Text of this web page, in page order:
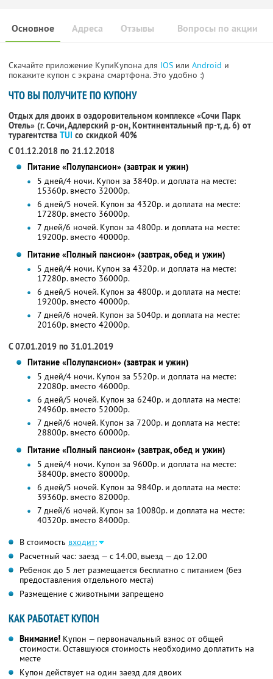
Основное Отзывы Вопросы по акции
Адреса
Скачайте приложение КупиКупона для IOS или Android и
покажите купон с экрана смартфона. Это удобно :)
ЧТО ВЫ ПОЛУЧИТЕ ПО КУПОНУ
Отдых для двоих в оздоровительном комплексе «Сочи Парк
Отель» (г. Сочи, Адлерский р-он, Континентальный пр-т, д. 6) от
турагентства TUI со скидкой 40%
С 01.12.2018 по 21.12.2018
Питание «Полупансион» (завтрак и ужин)
5 дней/4 ночи. Купон за 3840р. и доплата на месте:
15360р. вместо 32000р.
6 дней/5 ночей. Купон за 4320р. и доплата на месте:
17280р. вместо 36000р.
7 дней/6 ночей. Купон за 4800р. и доплата на месте:
19200р. вместо 40000р.
Питание «Полный пансион» (завтрак, обед и ужин)
5 дней/4 ночи. Купон за 4320р. и доплата на месте:
17280р. вместо 36000р.
6 дней/5 ночей. Купон за 4800р. и доплата на месте:
19200р. вместо 40000р.
7 дней/6 ночей. Купон за 5040р. и доплата на месте:
20160р. вместо 42000р.
С 07.01.2019 по 31.01.2019
Питание «Полупансион» (завтрак и ужин)
5 дней/4 ночи. Купон за 5520р. и доплата на месте:
22080р. вместо 46000р.
6 дней/5 ночей. Купон за 6240р. и доплата на месте:
24960р. вместо 52000р.
7 дней/6 ночей. Купон за 7200р. и доплата на месте:
28800р. вместо 60000р.
Питание «Полный пансион» (завтрак, обед и ужин)
5 дней/4 ночи. Купон за 9600р. и доплата на месте:
38400р. вместо 80000р.
6 дней/5 ночей. Купон за 9840р. и доплата на месте:
39360р. вместо 82000р.
7 дней/6 ночей. Купон за 10080р. и доплата на месте:
40320р. вместо 84000р.
В стоимость входит:
Расчетный час: заезд — с 14.00, выезд — до 12.00
Ребенок до 5 лет размещается бесплатно с питанием (без
предоставления отдельного места)
Размещение с животными запрещено
КАК РАБОТАЕТ КУПОН
Внимание! Купон — первоначальный взнос от общей
стоимости. Оставшуюся стоимость необходимо доплатить на
месте
Купон действует на один заезд для двоих